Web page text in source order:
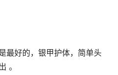
最好的，银甲护体，简单头
。